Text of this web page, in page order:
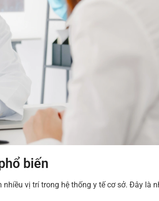
biến
vị trí trong hệ thống y tế cơ sở. Đây là